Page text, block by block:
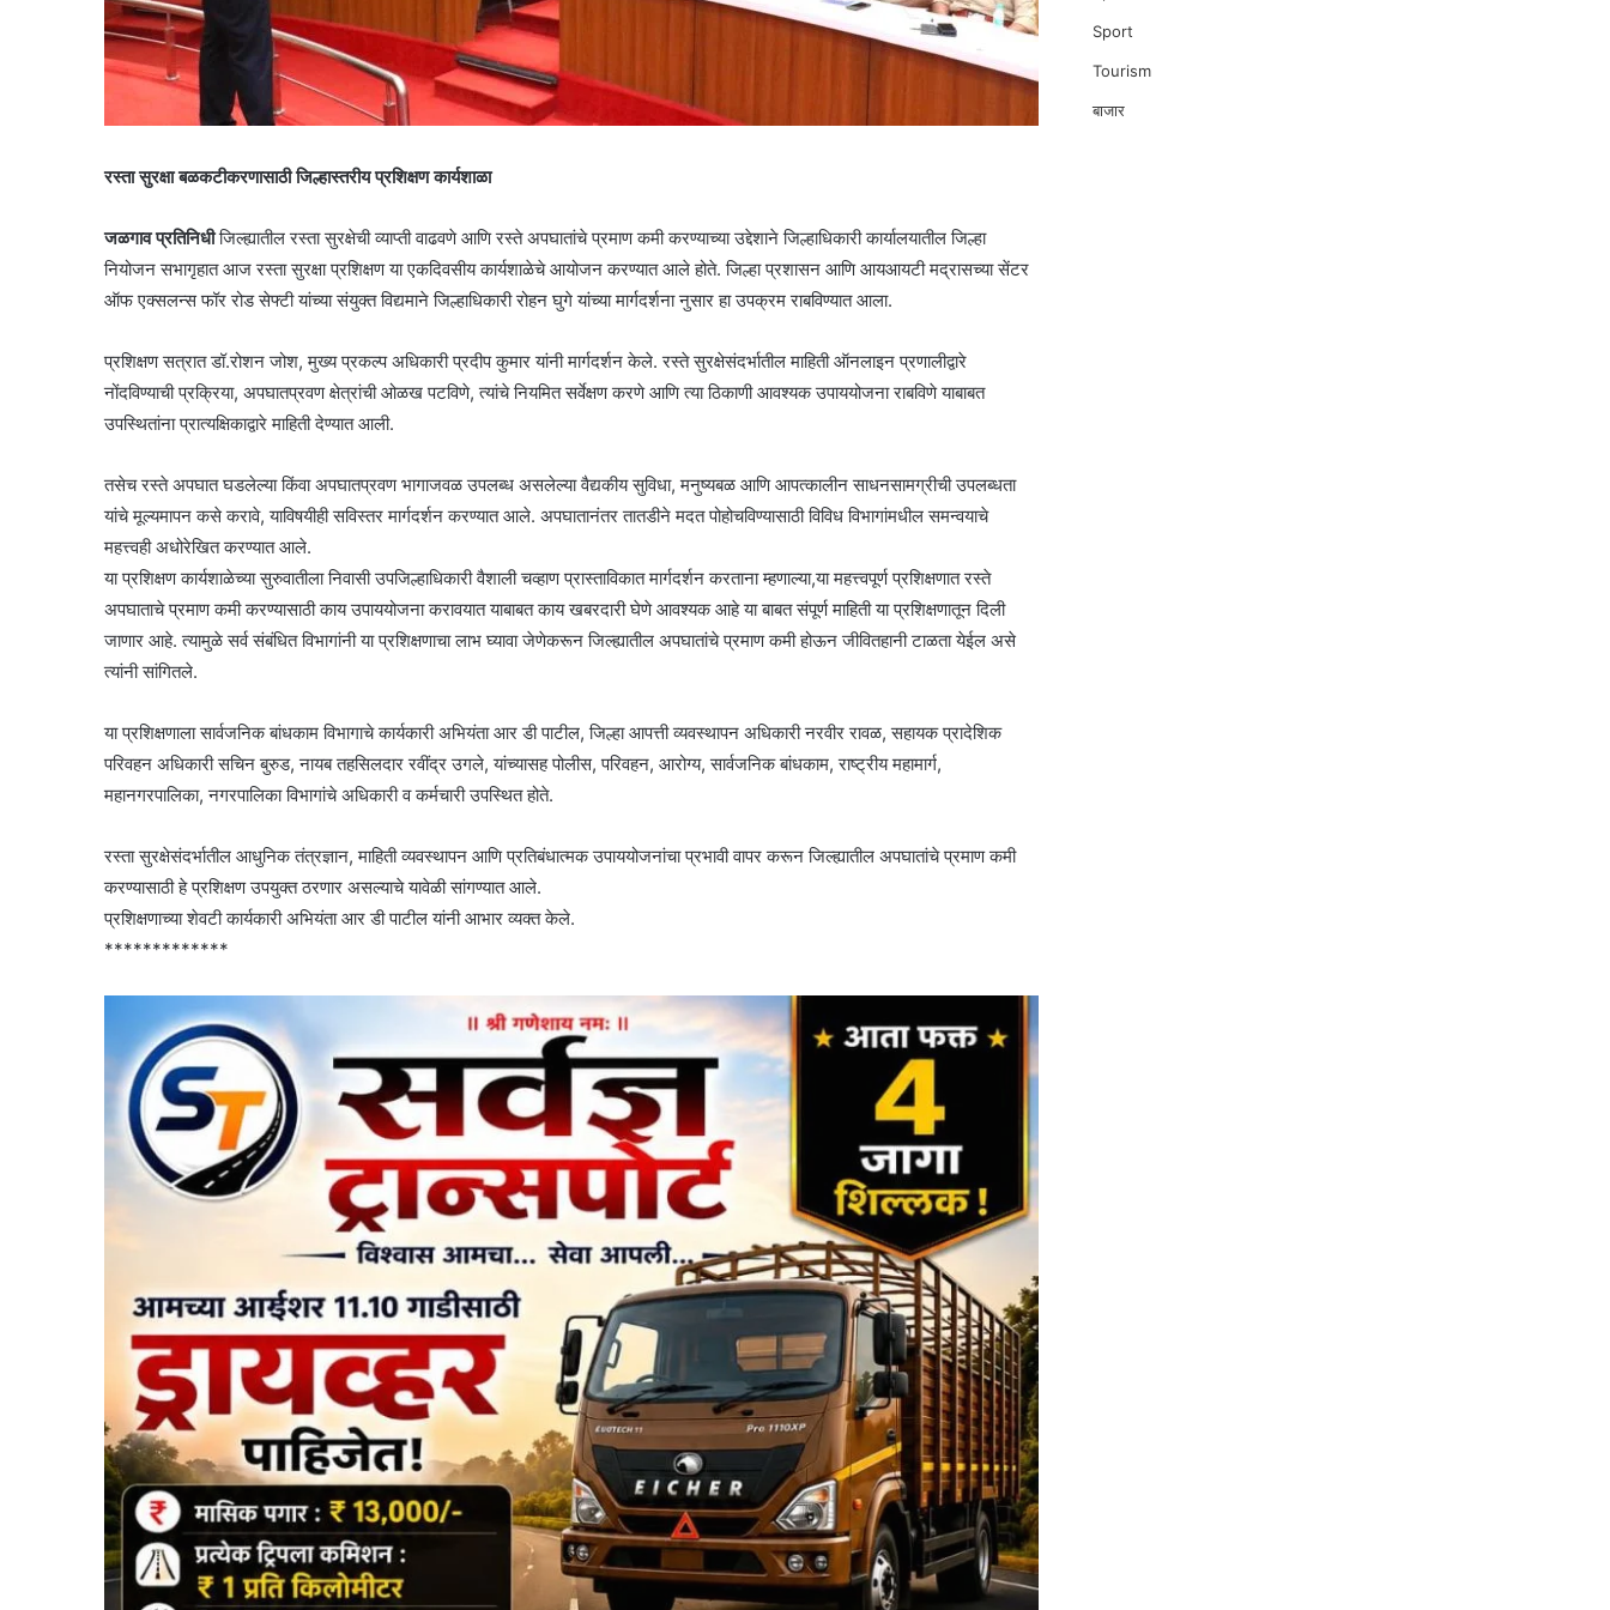
रस्ता सुरक्षा बळकटीकरणासाठी जिल्हास्तरीय प्रशिक्षण कार्यशाळा
जळगाव प्रतिनिधीजिल्ह्यातील रस्ता सुरक्षेची व्याप्ती वाढवणे आणि रस्ते अपघातांचे प्रमाण कमी करण्याच्या उद्देशाने जिल्हाधिकारी कार्यालयातील जिल्हा
नियोजन सभागृहात आज रस्ता सुरक्षा प्रशिक्षण या एकदिवसीय कार्यशाळेचे आयोजन करण्यात आले होते. जिल्हा प्रशासन आणि आयआयटी मद्रासच्या सेंटर
ऑफ एक्सलन्स फॉर रोड सेफ्टी यांच्या संयुक्त विद्यमाने जिल्हाधिकारी रोहन घुगे यांच्या मार्गदर्शना नुसार हा उपक्रम राबविण्यात आला.
प्रशिक्षण सत्रात डॉ.रोशन जोश, मुख्य प्रकल्प अधिकारी प्रदीप कुमार यांनी मार्गदर्शन केले. रस्ते सुरक्षेसंदर्भातील माहिती ऑनलाइन प्रणालीद्वारे
नोंदविण्याची प्रक्रिया, अपघातप्रवण क्षेत्रांची ओळख पटविणे, त्यांचे नियमित सर्वेक्षण करणे आणि त्या ठिकाणी आवश्यक उपाययोजना राबविणे याबाबत
उपस्थितांना प्रात्यक्षिकाद्वारे माहिती देण्यात आली.
तसेच रस्ते अपघात घडलेल्या किंवा अपघातप्रवण भागाजवळ उपलब्ध असलेल्या वैद्यकीय सुविधा, मनुष्यबळ आणि आपत्कालीन साधनसामग्रीची उपलब्धता
यांचे मूल्यमापन कसे करावे, याविषयीही सविस्तर मार्गदर्शन करण्यात आले. अपघातानंतर तातडीने मदत पोहोचविण्यासाठी विविध विभागांमधील समन्वयाचे
महत्त्वही अधोरेखित करण्यात आले.
या प्रशिक्षण कार्यशाळेच्या सुरुवातीला निवासी उपजिल्हाधिकारी वैशाली चव्हाण प्रास्ताविकात मार्गदर्शन करताना म्हणाल्या,या महत्त्वपूर्ण प्रशिक्षणात रस्ते
अपघाताचे प्रमाण कमी करण्यासाठी काय उपाययोजना करावयात याबाबत काय खबरदारी घेणे आवश्यक आहे या बाबत संपूर्ण माहिती या प्रशिक्षणातून दिली
जाणार आहे. त्यामुळे सर्व संबंधित विभागांनी या प्रशिक्षणाचा लाभ घ्यावा जेणेकरून जिल्ह्यातील अपघातांचे प्रमाण कमी होऊन जीवितहानी टाळता येईल असे
त्यांनी सांगितले.
या प्रशिक्षणाला सार्वजनिक बांधकाम विभागाचे कार्यकारी अभियंता आर डी पाटील, जिल्हा आपत्ती व्यवस्थापन अधिकारी नरवीर रावळ, सहायक प्रादेशिक
परिवहन अधिकारी सचिन बुरुड, नायब तहसिलदार रवींद्र उगले, यांच्यासह पोलीस, परिवहन, आरोग्य, सार्वजनिक बांधकाम, राष्ट्रीय महामार्ग,
महानगरपालिका, नगरपालिका विभागांचे अधिकारी व कर्मचारी उपस्थित होते.
रस्ता सुरक्षेसंदर्भातील आधुनिक तंत्रज्ञान, माहिती व्यवस्थापन आणि प्रतिबंधात्मक उपाययोजनांचा प्रभावी वापर करून जिल्ह्यातील अपघातांचे प्रमाण कमी
करण्यासाठी हे प्रशिक्षण उपयुक्त ठरणार असल्याचे यावेळी सांगण्यात आले.
प्रशिक्षणाच्या शेवटी कार्यकारी अभियंता आर डी पाटील यांनी आभार व्यक्त केले.
*************
Sport
Tourism
बाजार